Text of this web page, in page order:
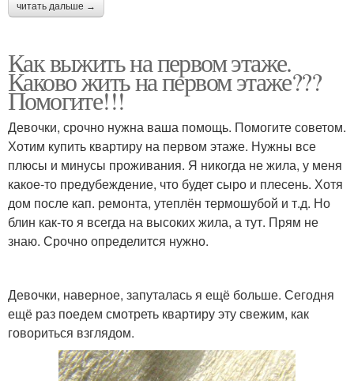
читать дальше →
Как выжить на первом этаже.
Каково жить на первом этаже???
Помогите!!!
Девочки, срочно нужна ваша помощь. Помогите советом.
Хотим купить квартиру на первом этаже. Нужны все
плюсы и минусы проживания. Я никогда не жила, у меня
какое-то предубеждение, что будет сыро и плесень. Хотя
дом после кап. ремонта, утеплён термошубой и т.д. Но
блин как-то я всегда на высоких жила, а тут. Прям не
знаю. Срочно определится нужно.
Девочки, наверное, запуталась я ещё больше. Сегодня
ещё раз поедем смотреть квартиру эту свежим, как
говориться взглядом.